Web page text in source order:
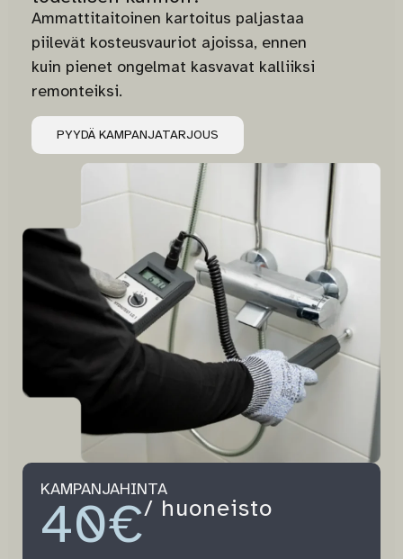
Ammattitaitoinen kartoitus paljastaa
piilevät kosteusvauriot ajoissa, ennen
kuin pienet ongelmat kasvavat kalliiksi
remonteiksi.
PYYDÄ KAMPANJATARJOUS
KAMPANJAHINTA
40€/ huoneisto